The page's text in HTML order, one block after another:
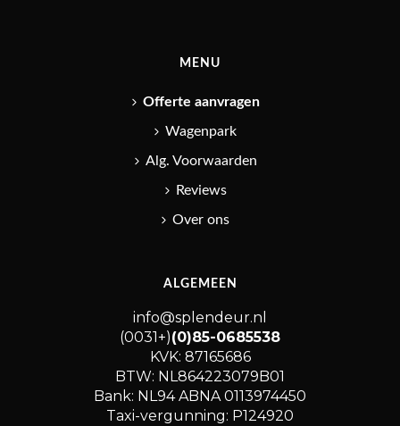
MENU
Offerte aanvragen
Wagenpark
Alg. Voorwaarden
Reviews
Over ons
ALGEMEEN
info@splendeur.nl
(0031+)(0)85-0685538
KVK: 87165686
BTW: NL864223079B01
Bank: NL94 ABNA 0113974450
Taxi-vergunning: P124920